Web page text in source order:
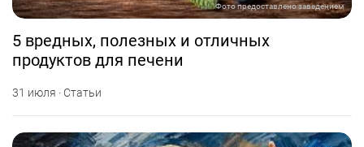
Фото предоставлено заведением
5 вредных, полезных и отличных
продуктов для печени
31 июля · Статьи